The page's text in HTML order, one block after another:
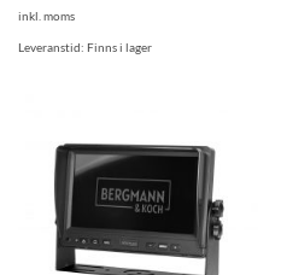
inkl. moms
Leveranstid: Finns i lager